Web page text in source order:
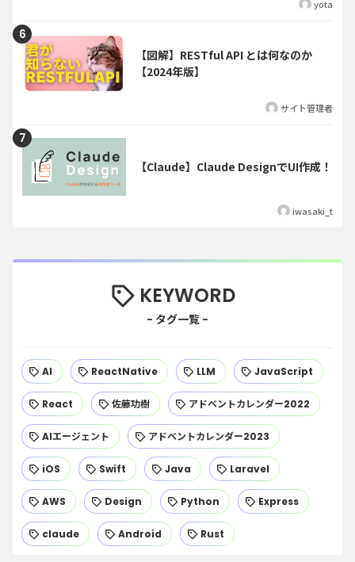
yota
【図解】RESTful API とは何なのか
【2024年版】
サイト管理者
【Claude】Claude DesignでUI作成！
iwasaki_t
KEYWORD
AI ReactNative LLM JavaScript
React 佐藤功樹 アドベントカレンダー2022
AIエージェント アドベントカレンダー2023
iOS Swift Java Laravel
AWS Design Python Express
claude Android Rust